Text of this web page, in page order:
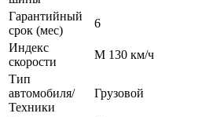
Гарантийный
срок (мес)
6
Индекс
скорости
M 130 км/ч
Тип
автомобиля/
Техники
Грузовой